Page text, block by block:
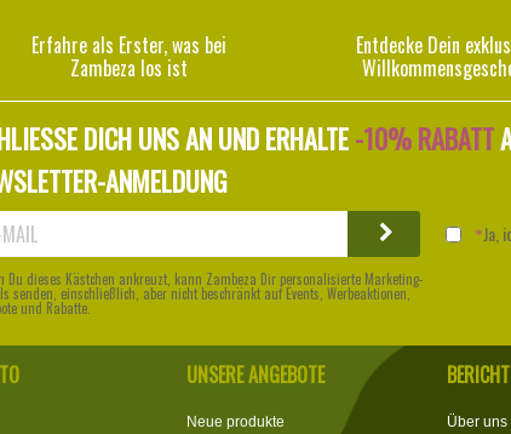
Erfahre als Erster, was bei
Zambeza los ist
Entdecke Dein
DICH UNS AN UND ERHALTE-10% RABATT
ANMELDUNG
Ja,
Du dieses Kästchen ankreuzt, kann Zambeza Dir personalisierte Marketing-
senden, einschließlich, aber nicht beschränkt auf Events, Werbeaktionen,
und Rabatte.
UNSERE ANGEBOTE
Neue produkte Über uns